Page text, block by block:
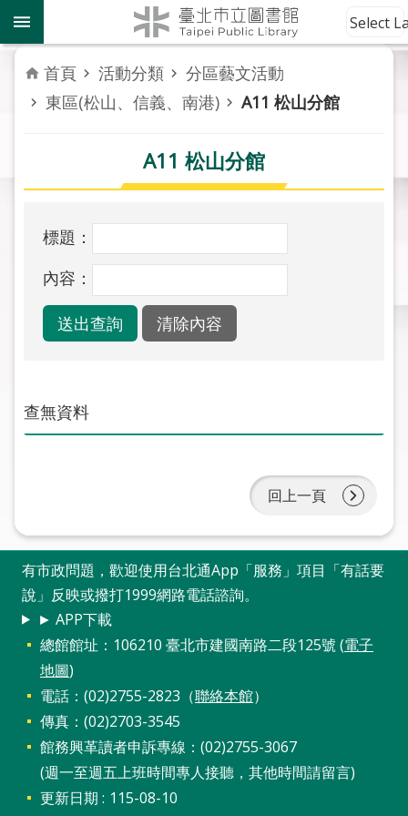
跳到主要內容區塊
到
館
資
訊
務
活
報
導
圖
常
見
問
答
加
入
市
圖
網
Select
首頁 活動分類
分區藝文活動
東區(松山、信義、南港)
A11 松山分館
A11 松山分館
標題：
內容：
查無資料
回上一頁
有市政問題，歡迎使用台北通App「服務」項目「有話要
說」反映或撥打1999網路電話諮詢。
► APP下載
總館館址：106210 臺北市建國南路二段125號 (電子
地圖)
電話：(02)2755-2823（聯絡本館）
傳真：(02)2703-3545
館務興革讀者申訴專線：(02)2755-3067
(週一至週五上班時間專人接聽，其他時間請留言)
更新日期
115-08-10